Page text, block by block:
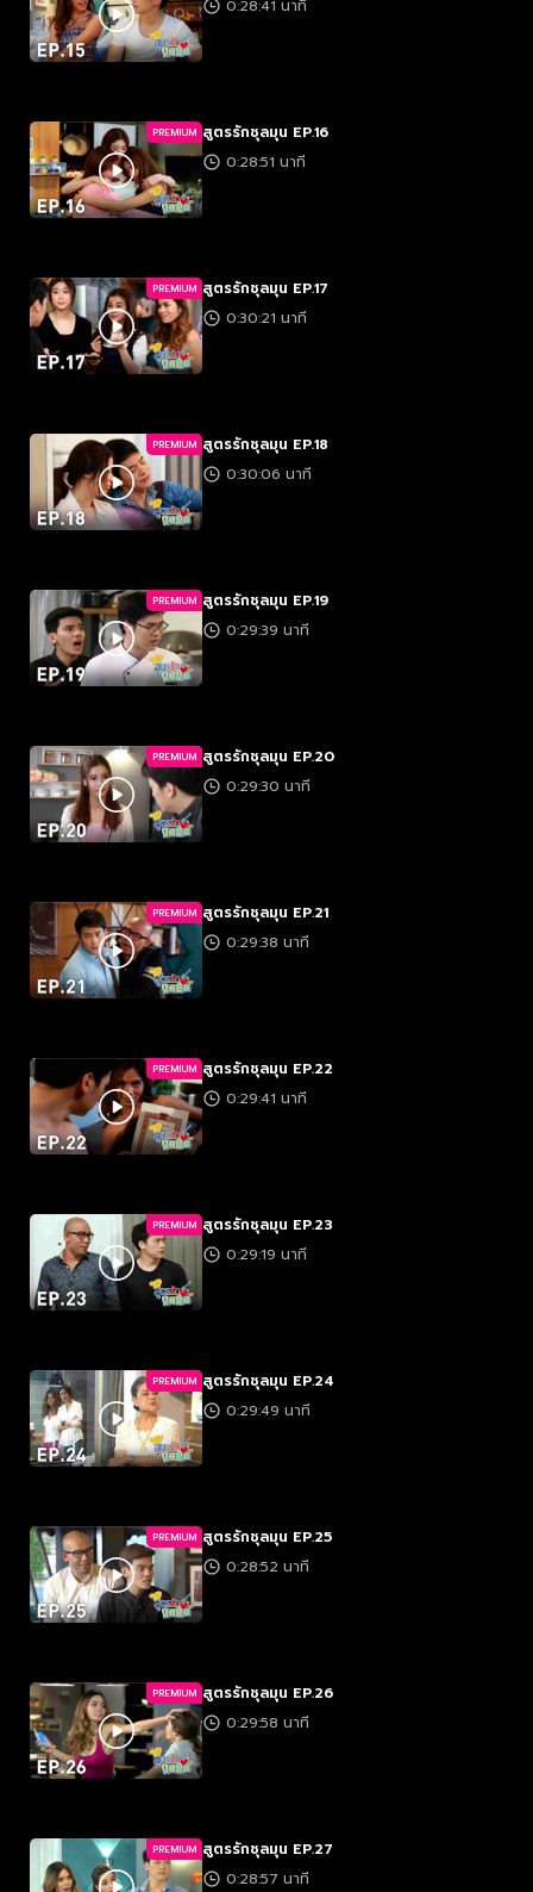
0:28:41 นาที
PREMIUM สูตรรักชุลมุน EP.16
0:28:51 นาที
PREMIUM สูตรรักชุลมุน EP.17
0:30:21 นาที
PREMIUM สูตรรักชุลมุน EP.18
0:30:06 นาที
PREMIUM สูตรรักชุลมุน EP.19
0:29:39 นาที
PREMIUM สูตรรักชุลมุน EP.20
0:29:30 นาที
PREMIUM สูตรรักชุลมุน EP.21
0:29:38 นาที
PREMIUM สูตรรักชุลมุน EP.22
0:29:41 นาที
PREMIUM สูตรรักชุลมุน EP.23
0:29:19 นาที
PREMIUM สูตรรักชุลมุน EP.24
0:29:49 นาที
PREMIUM สูตรรักชุลมุน EP.25
0:28:52 นาที
PREMIUM สูตรรักชุลมุน EP.26
0:29:58 นาที
PREMIUM สูตรรักชุลมุน EP.27
0:28:57 นาที